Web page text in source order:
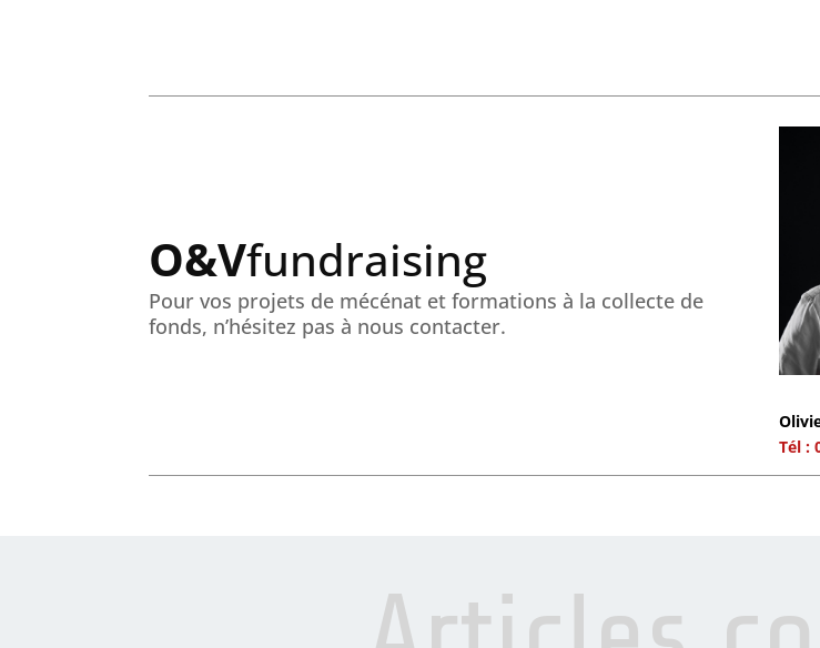
O&Vfundraising
Pour vos projets de mécénat et formations à la collecte de
fonds, n’hésitez pas à nous contacter.
Tél :